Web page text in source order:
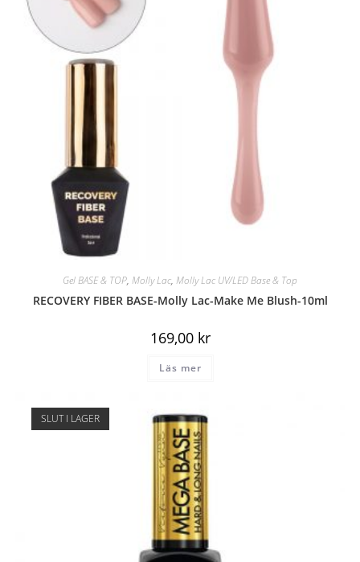
Gel BASE & TOP, Molly Lac, Molly Lac UV/LED Base & Top
RECOVERY FIBER BASE-Molly Lac-Make Me Blush-10ml
169,00 kr
Läs mer
SLUT I LAGER